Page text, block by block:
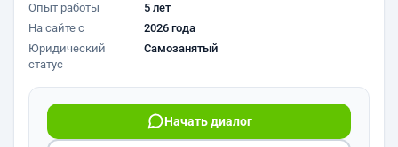
Опыт работы
5 лет
На сайте с
2026 года
Юридический
статус
Самозанятый
Начать диалог